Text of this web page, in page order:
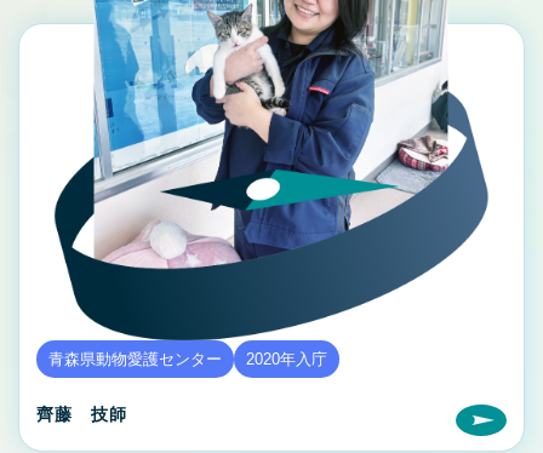
青森県動物愛護センター 2020年入庁
齊藤 技師